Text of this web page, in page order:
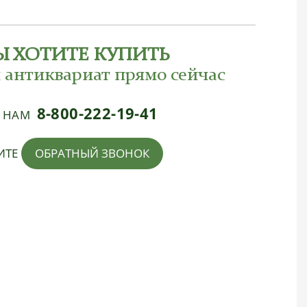
ХОТИТЕ КУПИТЬ
прямо сейчас
НАМ 8-800-222-19-41
ОБРАТНЫЙ ЗВОНОК